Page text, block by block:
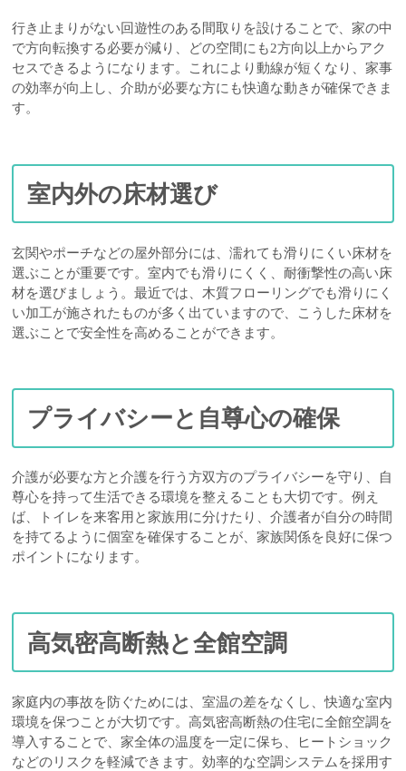
行き止まりがない回遊性のある間取りを設けることで、家の中
で方向転換する必要が減り、どの空間にも2方向以上からアク
セスできるようになります。これにより動線が短くなり、家事
の効率が向上し、介助が必要な方にも快適な動きが確保できま
す。
室内外の床材選び
玄関やポーチなどの屋外部分には、濡れても滑りにくい床材を
選ぶことが重要です。室内でも滑りにくく、耐衝撃性の高い床
材を選びましょう。最近では、木質フローリングでも滑りにく
い加工が施されたものが多く出ていますので、こうした床材を
選ぶことで安全性を高めることができます。
プライバシーと自尊心の確保
介護が必要な方と介護を行う方双方のプライバシーを守り、自
尊心を持って生活できる環境を整えることも大切です。例え
ば、トイレを来客用と家族用に分けたり、介護者が自分の時間
を持てるように個室を確保することが、家族関係を良好に保つ
ポイントになります。
高気密高断熱と全館空調
家庭内の事故を防ぐためには、室温の差をなくし、快適な室内
環境を保つことが大切です。高気密高断熱の住宅に全館空調を
導入することで、家全体の温度を一定に保ち、ヒートショック
などのリスクを軽減できます。効率的な空調システムを採用す